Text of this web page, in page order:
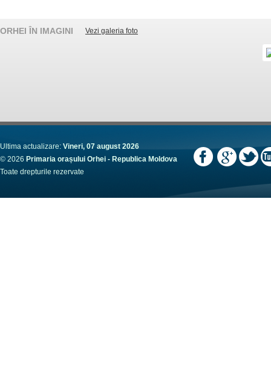
ORHEI ÎN IMAGINI Vezi galeria foto
Ultima actualizare: Vineri, 07 august 2026
© 2026 Primaria orașului Orhei - Republica Moldova
Toate drepturile rezervate